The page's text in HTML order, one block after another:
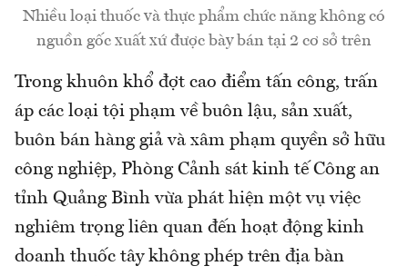
Nhiều loại thuốc và thực phẩm chức năng không có
nguồn gốc xuất xứ được bày bán tại 2 cơ sở trên
Trong khuôn khổ đợt cao điểm tấn công, trấn
áp các loại tội phạm về buôn lậu, sản xuất,
buôn bán hàng giả và xâm phạm quyền sở hữu
công nghiệp, Phòng Cảnh sát kinh tế Công an
tỉnh Quảng Bình vừa phát hiện một vụ việc
nghiêm trọng liên quan đến hoạt động kinh
doanh thuốc tây không phép trên địa bàn